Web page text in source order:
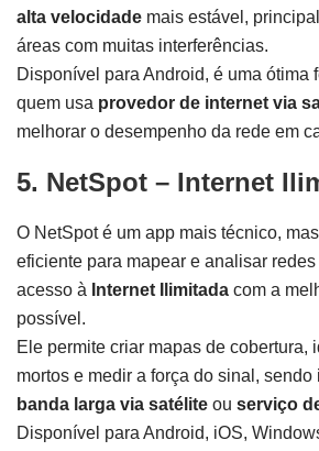
alta velocidade mais estável,
áreas com muitas interferências.
Disponível para Android, é uma ótima
quem usa provedor de internet via
melhorar o desempenho da rede em
5. NetSpot – Internet
O NetSpot é um app mais técnico,
eficiente para mapear e analisar
acesso à Internet Ilimitada com a
possível.
Ele permite criar mapas de cobertura,
mortos e medir a força do sinal,
banda larga via satélite ou serviço
Disponível para Android, iOS,